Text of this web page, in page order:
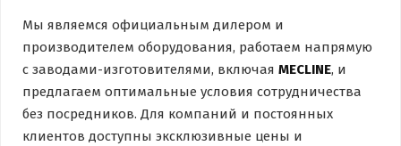
Мы являемся официальным дилером и
производителем оборудования, работаем напрямую
с заводами-изготовителями, включая MECLINE, и
предлагаем оптимальные условия сотрудничества
без посредников. Для компаний и постоянных
клиентов доступны эксклюзивные цены и